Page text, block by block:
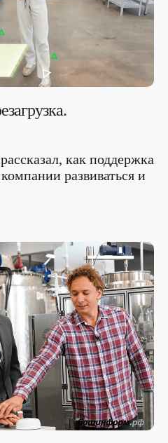
как поддержка
развиваться и